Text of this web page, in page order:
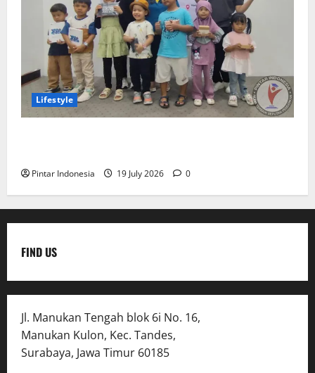
Lifestyle
Pintar Indonesia 19 July 2026 0
FIND US
Jl. Manukan Tengah blok 6i No. 16,
Manukan Kulon, Kec. Tandes,
Surabaya, Jawa Timur 60185